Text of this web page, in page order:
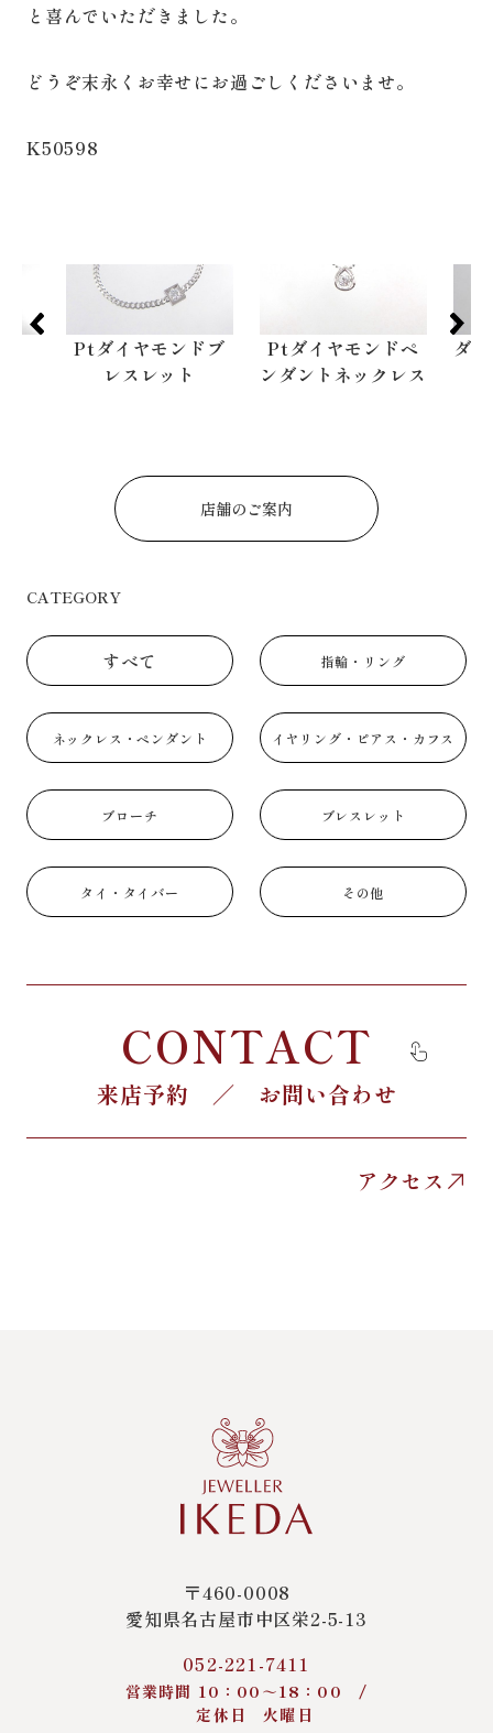
と喜んでいただきました。
どうぞ末永くお幸せにお過ごしくださいませ。
K50598
Ptダイヤモンドブ
レスレット
Ptダイヤモンドペ
ンダントネックレス
ダイヤモン
店舗のご案内
CATEGORY
すべて 指輪・リング
ネックレス・ペンダント イヤリング・ピアス・カフス
ブローチ ブレスレット
タイ・タイバー その他
CONTACT
来店予約 ／ お問い合わせ
アクセス
〒460-0008
愛知県名古屋市中区栄2-5-13
052-221-7411
営業時間 10：00～18：00 /
定休日 火曜日